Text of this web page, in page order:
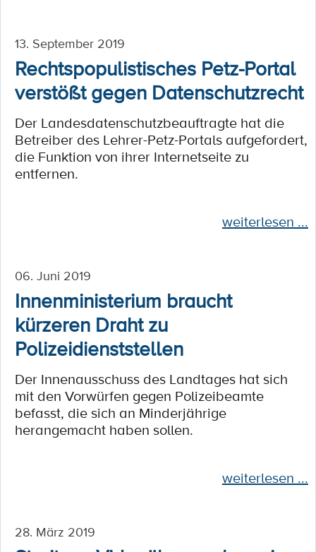
13. September 2019
Rechtspopulistisches Petz-Portal
verstößt gegen Datenschutzrecht
Der Landesdatenschutzbeauftragte hat die
Betreiber des Lehrer-Petz-Portals aufgefordert,
die Funktion von ihrer Internetseite zu
entfernen.
weiterlesen ...
06. Juni 2019
Innenministerium braucht
kürzeren Draht zu
Polizeidienststellen
Der Innenausschuss des Landtages hat sich
mit den Vorwürfen gegen Polizeibeamte
befasst, die sich an Minderjährige
herangemacht haben sollen.
weiterlesen ...
28. März 2019